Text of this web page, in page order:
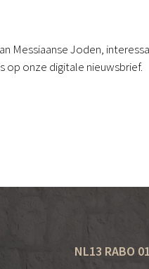
Messiaanse Joden,
op onze digitale nieuwsbrief.
NL13 RABO